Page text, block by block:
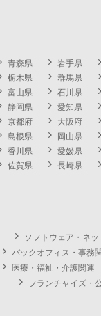
青森県 岩手県
栃木県 群馬県
富山県 石川県
静岡県 愛知県
京都府 大阪府
島根県 岡山県
香川県 愛媛県
佐賀県 長崎県
ソフトウェア・ネ
バックオフィス・事務
医療・福祉・介護関連
フランチャイズ・